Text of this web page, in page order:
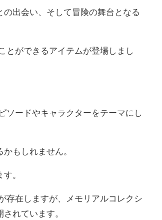
出会い、そして冒険の舞台となる
とができるアイテムが登場しまし
ソードやキャラクターをテーマにし
もしれません。
。
存在しますが、メモリアルコレクシ
れています。